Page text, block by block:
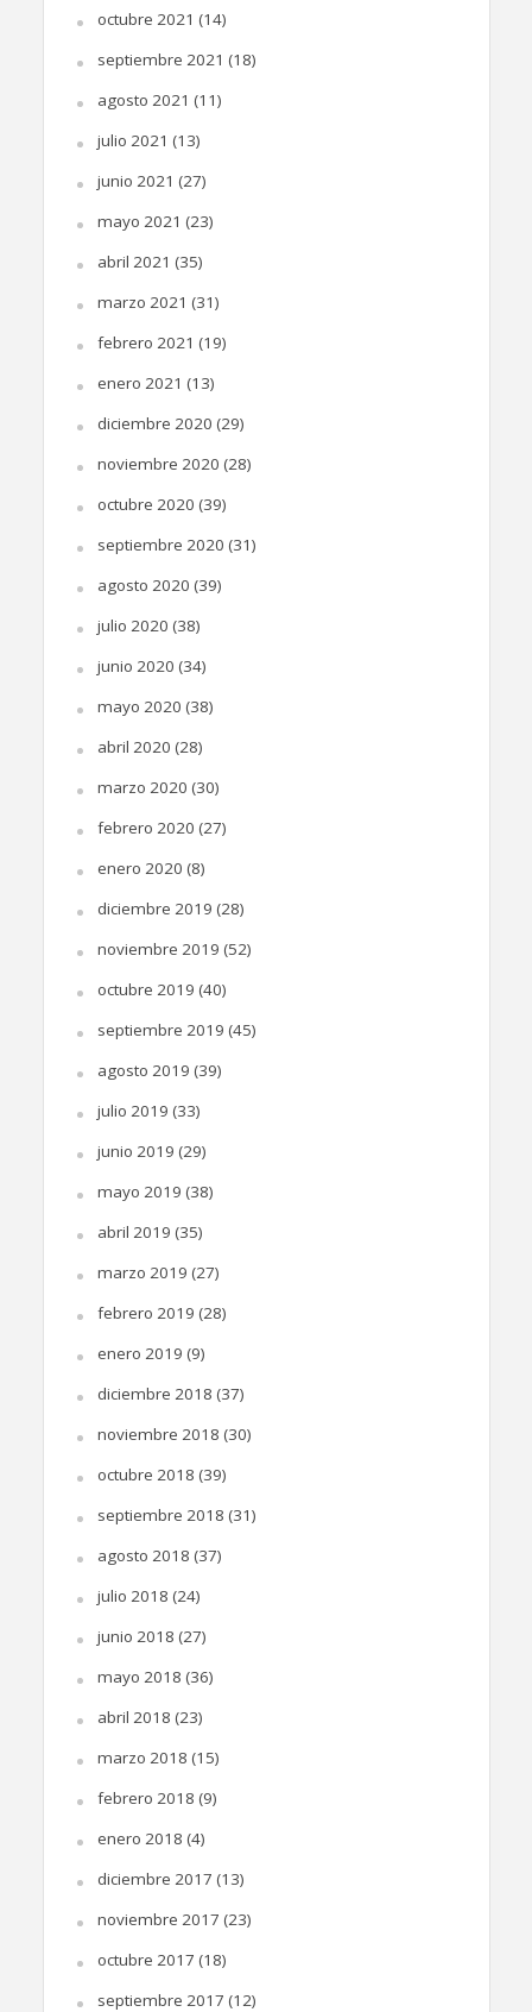
octubre 2021 (14)
septiembre 2021 (18)
agosto 2021 (11)
julio 2021 (13)
junio 2021 (27)
mayo 2021 (23)
abril 2021 (35)
marzo 2021 (31)
febrero 2021 (19)
enero 2021 (13)
diciembre 2020 (29)
noviembre 2020 (28)
octubre 2020 (39)
septiembre 2020 (31)
agosto 2020 (39)
julio 2020 (38)
junio 2020 (34)
mayo 2020 (38)
abril 2020 (28)
marzo 2020 (30)
febrero 2020 (27)
enero 2020 (8)
diciembre 2019 (28)
noviembre 2019 (52)
octubre 2019 (40)
septiembre 2019 (45)
agosto 2019 (39)
julio 2019 (33)
junio 2019 (29)
mayo 2019 (38)
abril 2019 (35)
marzo 2019 (27)
febrero 2019 (28)
enero 2019 (9)
diciembre 2018 (37)
noviembre 2018 (30)
octubre 2018 (39)
septiembre 2018 (31)
agosto 2018 (37)
julio 2018 (24)
junio 2018 (27)
mayo 2018 (36)
abril 2018 (23)
marzo 2018 (15)
febrero 2018 (9)
enero 2018 (4)
diciembre 2017 (13)
noviembre 2017 (23)
octubre 2017 (18)
septiembre 2017 (12)